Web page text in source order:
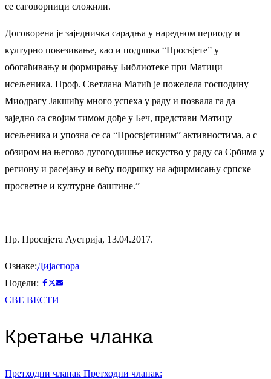
се саговорници сложили.
Договорена је заједничка сарадња у наредном периоду и
културно повезивање, као и подршка “Просвјете” у
обогаћивању и формирању Библиотеке при Матици
исељеника. Проф. Светлана Матић је пожелела господину
Миодрагу Јакшићу много успеха у раду и позвала га да
заједно са својим тимом дође у Беч, представи Матицу
исељеника и упозна се са “Просвјетиним” активностима, а с
обзиром на његово дугогодишње искуство у раду са Србима у
региону и расејању и већу подршку на афирмисању српске
просветне и културне баштине.”
Пр. Просвјета Аустрија, 13.04.2017.
Ознаке:Дијаспора
Подели:
СВЕ ВЕСТИ
Кретање чланка
Претходни чланак Претходни чланак: